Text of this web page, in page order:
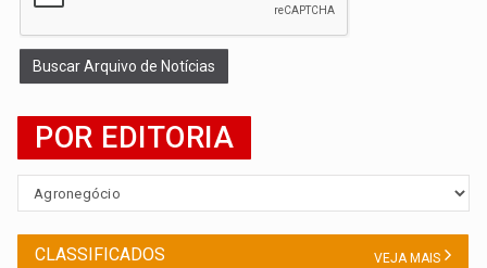
Buscar Arquivo de Notícias
POR EDITORIA
CLASSIFICADOS VEJA MAIS